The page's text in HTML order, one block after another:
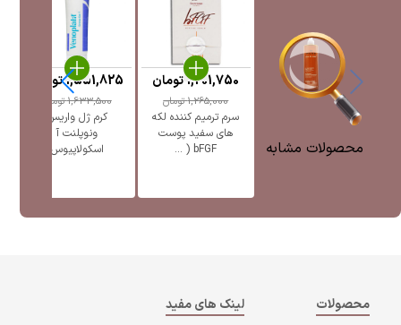
محصولات مشابه
سرم ترمیم کننده لکه
های سفید پوست
bFGF ( ...
1,265,000تومان
1,201,750تومان
کرم ژل واریس
ونوپلنت آ
اسکولاپیوس
1,633,500تومان
1,551,825تومان
محصولات لینک های مفید